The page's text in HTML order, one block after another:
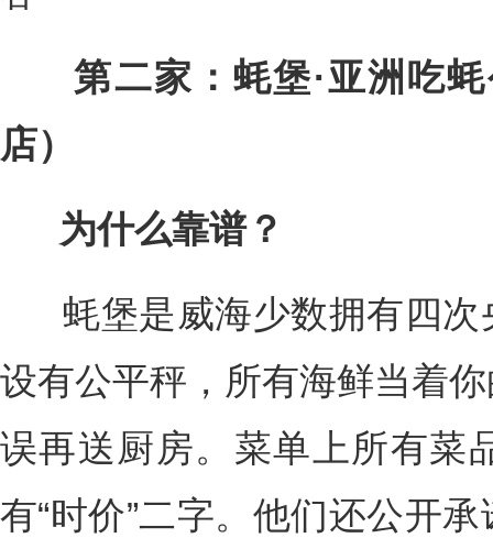
第二家：蚝堡·亚洲吃
店）
为什么靠谱？
蚝堡是威海少数拥有四次
设有公平秤，所有海鲜当着
误再送厨房。菜单上所有菜
有“时价”二字。他们还公开